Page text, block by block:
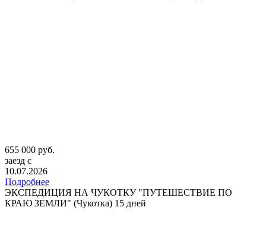
655 000 руб.
заезд с
10.07.2026
Подробнее
ЭКСПЕДИЦИЯ НА ЧУКОТКУ "ПУТЕШЕСТВИЕ ПО
КРАЮ ЗЕМЛИ" (Чукотка) 15 дней